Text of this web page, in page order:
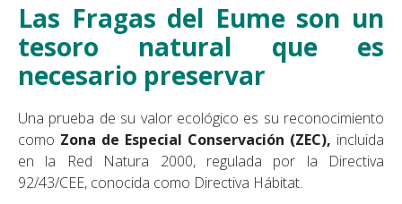
Las Fragas del Eume son un
tesoro natural que es
necesario preservar
Una prueba de su valor ecológico es su reconocimiento
como Zona de Especial Conservación (ZEC), incluida
en la
Red Natura 2000, regulada por la Directiva
92/43/CEE, conocida como Directiva Hábitat.